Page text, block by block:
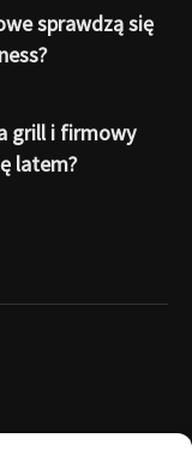
sprawdzą się
grill i firmowy
latem?